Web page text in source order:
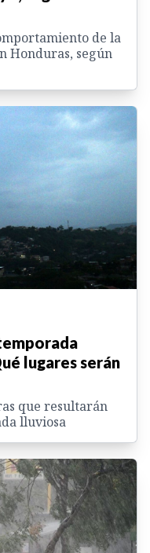
de la
Honduras, según
lugares serán
que resultarán
lluviosa